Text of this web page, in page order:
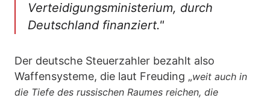
Verteidigungsministerium, durch
Deutschland finanziert."
Der deutsche Steuerzahler bezahlt also
Waffensysteme, die laut Freuding „weit auch in
die Tiefe des russischen Raumes reichen, die